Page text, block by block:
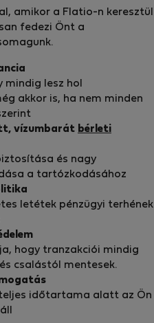
amikor a Flatio-n keresztül
fedezi Önt a
mindig lesz hol
akkor is, ha nem minden
vízumbarát bérleti
és nagy
a tartózkodásához
letétek pénzügyi terhének
hogy tranzakciói mindig
csalástól mentesek.
időtartama alatt az Ön